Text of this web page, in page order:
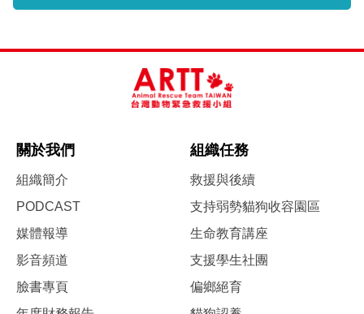
關於我們
組織簡介
PODCAST
媒體報導
影音頻道
臉書專頁
組織任務
救援與後續
支持弱勢貓狗收容園區
生命教育講座
支援學生社團
偏鄉絕育